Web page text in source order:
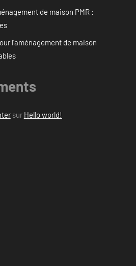
de maison PMR :
l’aménagement de maison
sur Hello world!